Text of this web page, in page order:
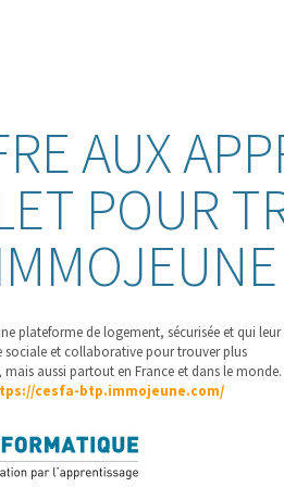
AUX
POUR
plateforme de logement, sécurisée et qui leur
sociale et collaborative pour trouver plus
aussi partout en France et dans le monde.
cesfa-btp.immojeune.com/